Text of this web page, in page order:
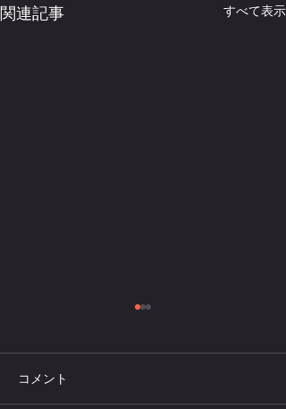
関連記事 すべて表示
コメント